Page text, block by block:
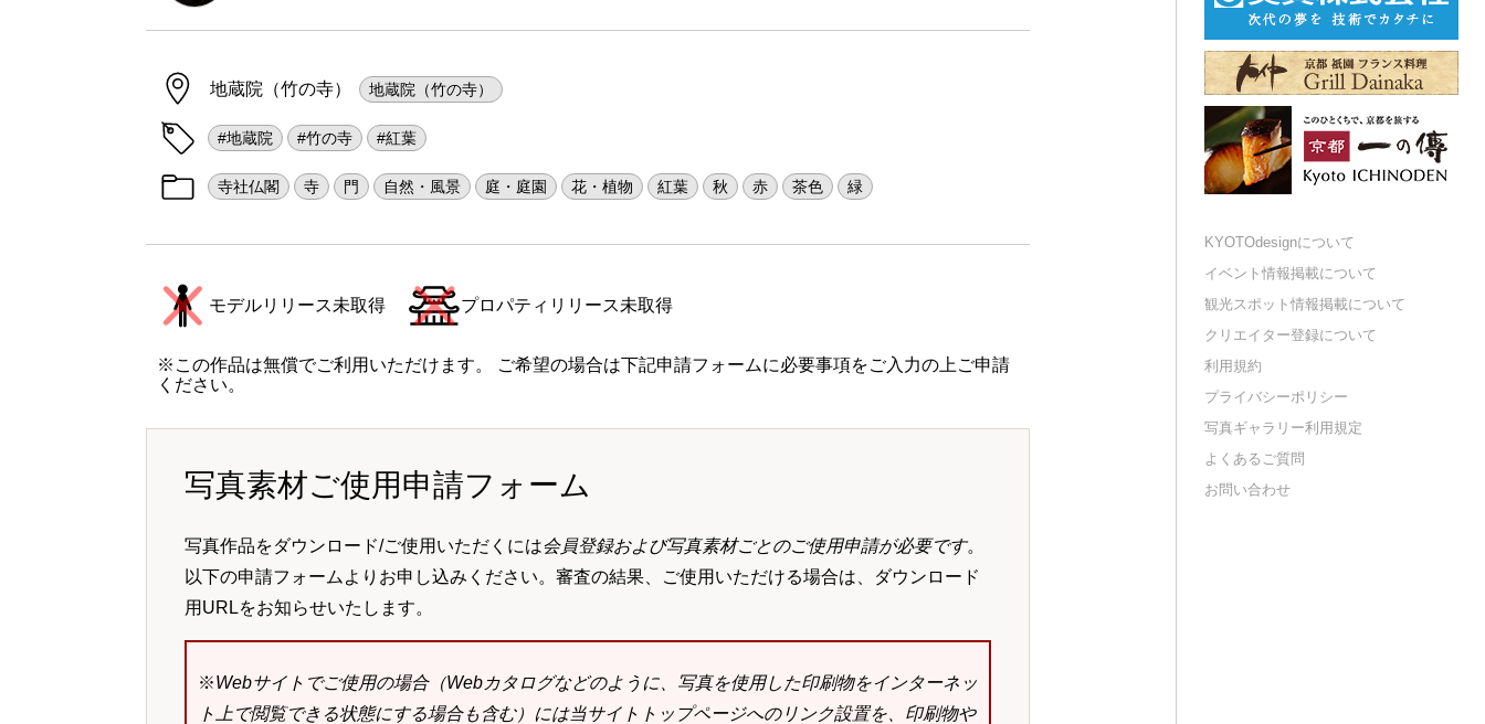
地蔵院（竹の寺） 地蔵院（竹の寺）
#地蔵院 #竹の寺 #紅葉
寺社仏閣 寺 門 自然・風景 庭・庭園 花・植物 紅葉 秋 赤 茶色 緑
モデルリリース未取得 プロパティリリース未取得
※この作品は無償でご利用いただけます。 ご希望の場合は下記申請フォームに必要事項をご入力の上ご申請
ください。
写真素材ご使用申請フォーム
写真作品をダウンロード/ご使用いただくには会員登録および写真素材ごとのご使用申請が必要です。
以下の申請フォームよりお申し込みください。審査の結果、ご使用いただける場合は、ダウンロード
用URLをお知らせいたします。
※Webサイトでご使用の場合（Webカタログなどのように、写真を使用した印刷物をインターネッ
ト上で閲覧できる状態にする場合も含む）には当サイトトップページへのリンク設置を、印刷物や
KYOTOdesignについて
イベント情報掲載について
観光スポット情報掲載について
クリエイター登録について
利用規約
プライバシーポリシー
写真ギャラリー利用規定
よくあるご質問
お問い合わせ